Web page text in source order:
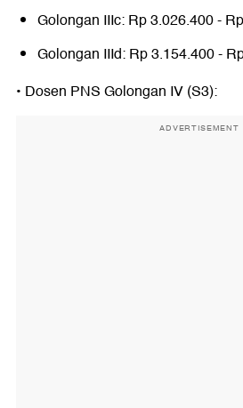
Golongan IIIc: Rp 3.026.400 -
Golongan IIId: Rp 3.154.400 -
•⁠ ⁠Dosen PNS Golongan IV (S3):
ADVERTISEMENT